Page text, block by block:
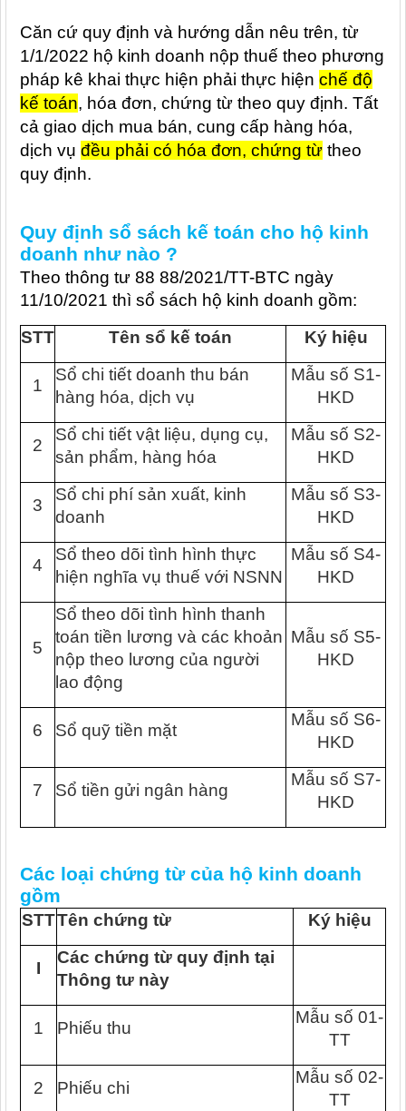
Căn cứ quy định và hướng dẫn nêu trên, từ
1/1/2022 hộ kinh doanh nộp thuế theo phương
pháp kê khai thực hiện phải thực hiện chế độ
kế toán, hóa đơn, chứng từ theo quy định. Tất
cả giao dịch mua bán, cung cấp hàng hóa,
dịch vụ đều phải có hóa đơn, chứng từ theo
quy định.
Quy định sổ sách kế toán cho hộ kinh
doanh như nào ?
Theo thông tư 88 88/2021/TT-BTC ngày
11/10/2021 thì sổ sách hộ kinh doanh gồm:
STT
Tên sổ kế toán Ký hiệu
1
Sổ chi tiết doanh thu bán
hàng hóa, dịch vụ
Mẫu số S1-
HKD
2
Sổ chi tiết vật liệu, dụng cụ,
sản phẩm, hàng hóa
Mẫu số S2-
HKD
3
Sổ chi phí sản xuất, kinh
doanh
Mẫu số S3-
HKD
4
Sổ theo dõi tình hình thực
hiện nghĩa vụ thuế với NSNN
Mẫu số S4-
HKD
5
Sổ theo dõi tình hình thanh
toán tiền lương và các khoản
nộp theo lương của người
lao động
Mẫu số S5-
HKD
6 Sổ quỹ tiền mặt
Mẫu số S6-
HKD
7 Sổ tiền gửi ngân hàng
Mẫu số S7-
HKD
Các loại chứng từ của hộ kinh doanh
gồm
STTTên chứng từ Ký hiệu
I
Các chứng từ quy định tại
Thông tư này
1 Phiếu thu
Mẫu số 01-
TT
2 Phiếu chi
Mẫu số 02-
TT